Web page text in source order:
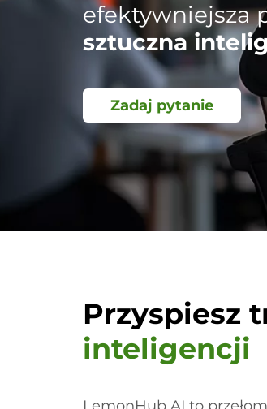
efektywniejsza
sztuczna
Zadaj pytanie
Przyspiesz
inteligencji